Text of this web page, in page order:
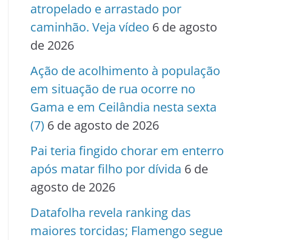
atropelado e arrastado por
caminhão. Veja vídeo 6 de agosto
de 2026
Ação de acolhimento à população
em situação de rua ocorre no
Gama e em Ceilândia nesta sexta
(7) 6 de agosto de 2026
Pai teria fingido chorar em enterro
após matar filho por dívida 6 de
agosto de 2026
Datafolha revela ranking das
maiores torcidas; Flamengo segue